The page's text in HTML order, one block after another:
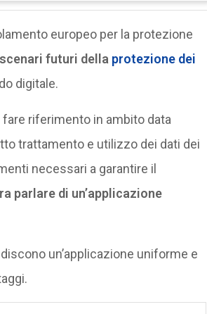
europeo per la protezione
scenari futuri della protezione dei
digitale.
riferimento in ambito data
trattamento e utilizzo dei dati dei
necessari a garantire il
parlare di un’applicazione
un’applicazione uniforme e
D dati personali